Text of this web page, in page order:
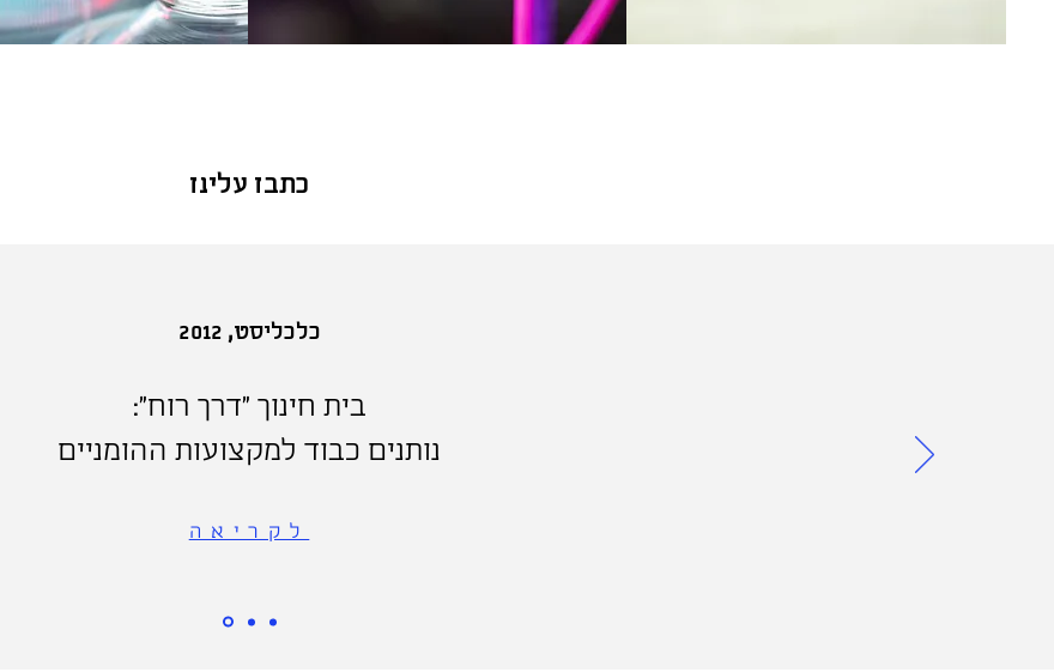
כתבו עלינו
כלכליסט, 2012
בית חינוך "דרך רוח":
נותנים כבוד למקצועות ההומניים
לקריאה